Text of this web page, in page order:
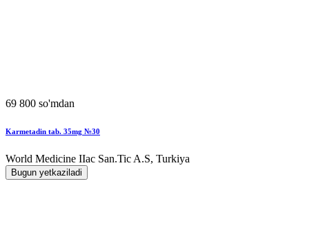
69 800 so'mdan
Karmetadin tab. 35mg №30
World Мedicine IIac San.Tic A.S, Turkiya
Bugun yetkaziladi